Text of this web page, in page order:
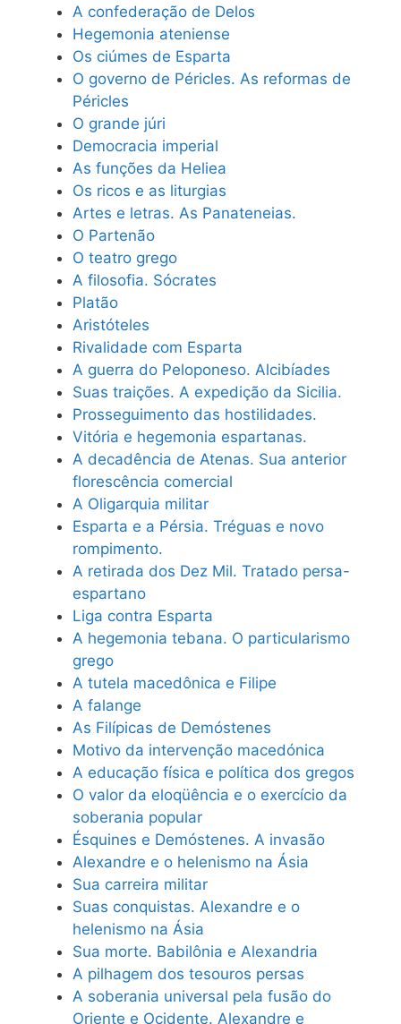
A confederação de Delos
Hegemonia ateniense
Os ciúmes de Esparta
O governo de Péricles. As reformas de
Péricles
O grande júri
Democracia imperial
As funções da Heliea
Os ricos e as liturgias
Artes e letras. As Panateneias.
O Partenão
O teatro grego
A filosofia. Sócrates
Platão
Aristóteles
Rivalidade com Esparta
A guerra do Peloponeso. Alcibíades
Suas traições. A expedição da Sicilia.
Prosseguimento das hostilidades.
Vitória e hegemonia espartanas.
A decadência de Atenas. Sua anterior
florescência comercial
A Oligarquia militar
Esparta e a Pérsia. Tréguas e novo
rompimento.
A retirada dos Dez Mil. Tratado persa-
espartano
Liga contra Esparta
A hegemonia tebana. O particularismo
grego
A tutela macedônica e Filipe
A falange
As Filípicas de Demóstenes
Motivo da intervenção macedónica
A educação física e política dos gregos
O valor da eloqüência e o exercício da
soberania popular
Ésquines e Demóstenes. A invasão
Alexandre e o helenismo na Ásia
Sua carreira militar
Suas conquistas. Alexandre e o
helenismo na Ásia
Sua morte. Babilônia e Alexandria
A pilhagem dos tesouros persas
A soberania universal pela fusão do
Oriente e Ocidente. Alexandre e